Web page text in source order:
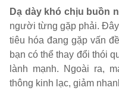
Dạ dày khó chịu buồn
người từng gặp phải.
tiêu hóa đang gặp vấn
bạn có thể thay đổi thói
lành mạnh. Ngoài ra,
thông kinh lạc, giảm